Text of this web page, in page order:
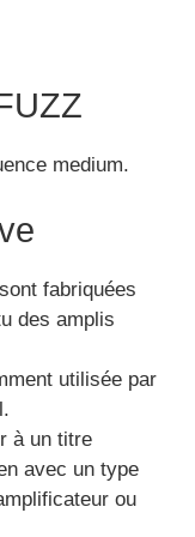
medium.
sont fabriquées
des amplis
utilisée par
à un titre
avec un type
ou